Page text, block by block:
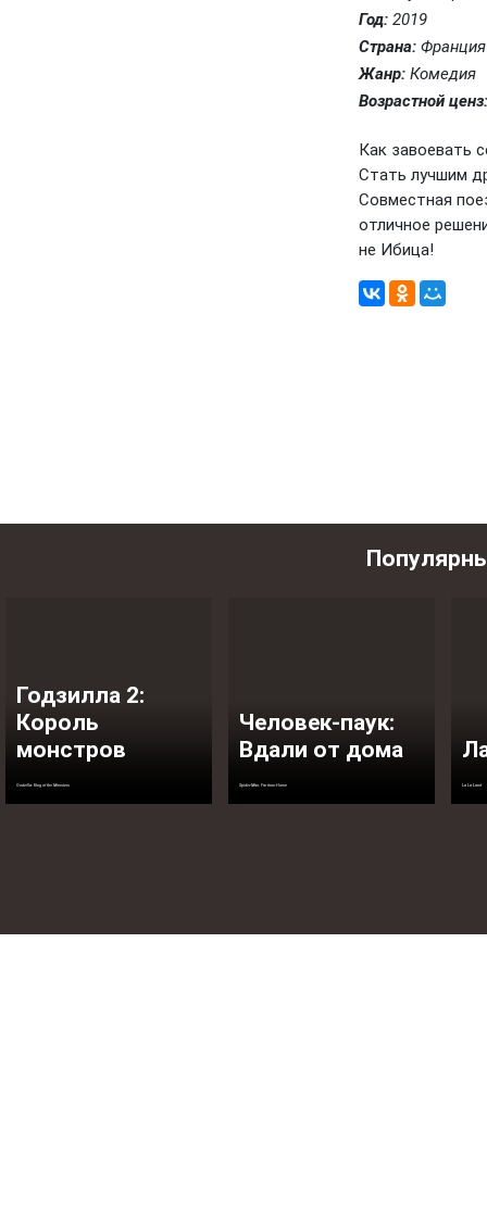
Год: 2019
Страна: Франция
Жанр: Комедия
Возрастной ценз:
Как завоевать
Стать лучшим
Совместная
отличное
не Ибица!
Годзилла 2:
Король
монстров
Godzilla: King of the Monsters
Человек-паук:
Вдали от дома
Spider-Man: Far from Home La La Land